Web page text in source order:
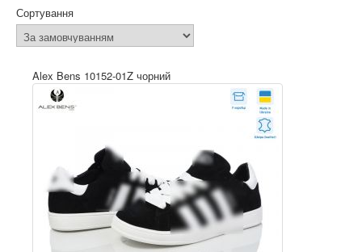
Сортування
Alex Bens 10152-01Z чорний